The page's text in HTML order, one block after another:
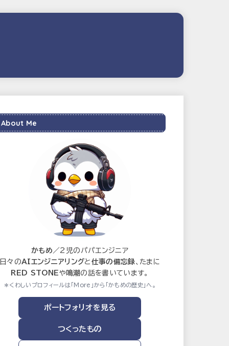
About Me
かもめ ／2児のパパエンジニア
々のAIエンジニアリングと 仕事の備忘録、たまに
RED STONEや 鳴潮 の話を書いています。
＊くわしいプロフィールは「More」から「かもめの歴史」へ。
ポートフォリオを見る
つくったもの